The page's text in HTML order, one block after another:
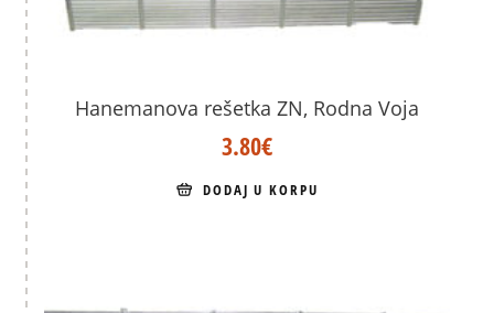
Hanemanova rešetka ZN, Rodna Voja
3.80€
DODAJ U KORPU